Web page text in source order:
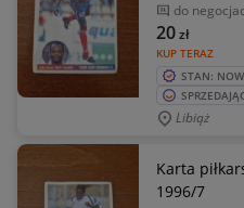
do
KUP TERAZ
20zł
STAN:
Libiąż
Karta
1996/7